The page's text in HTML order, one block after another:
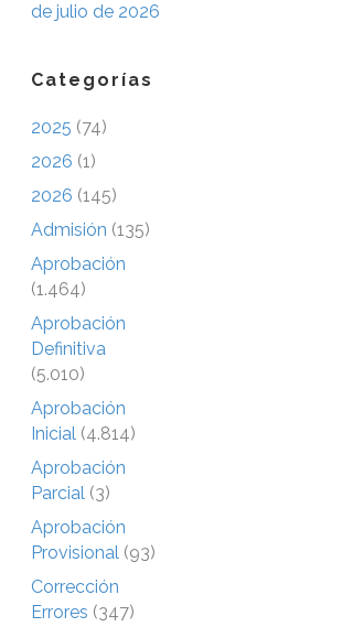
de julio de 2026
Categorías
2025 (74)
2026 (1)
2026 (145)
Admisión (135)
Aprobación
(1.464)
Aprobación
Definitiva
(5.010)
Aprobación
Inicial (4.814)
Aprobación
Parcial (3)
Aprobación
Provisional (93)
Corrección
Errores (347)